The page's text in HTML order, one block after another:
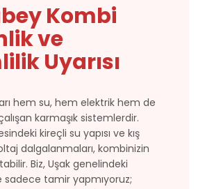
Kombi
ve
Uyarısı
hem su, hem elektrik hem de
karmaşık sistemlerdir.
kireçli su yapısı ve kış
dalgalanmaları, kombinizin
Biz, Uşak genelindeki
tamir yapmıyoruz;